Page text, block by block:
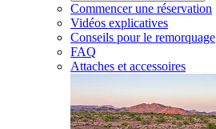
Commencer une réservation
Vidéos explicatives
Conseils pour le remorquage
FAQ
Attaches et accessoires